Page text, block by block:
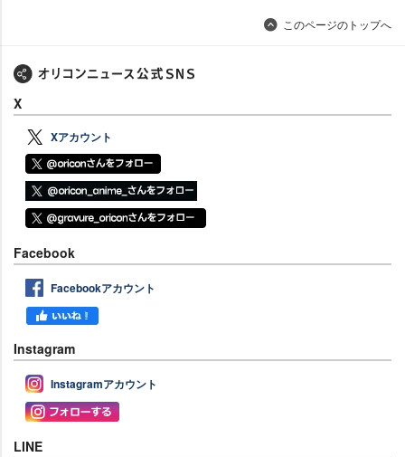
このページのトップへ
X
Xアカウント
Facebook
Facebookアカウント
Instagram
Instagramアカウント
LINE